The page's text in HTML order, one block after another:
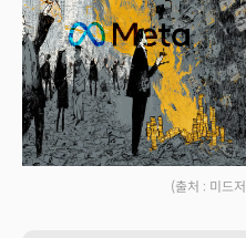
(출처 : 미드